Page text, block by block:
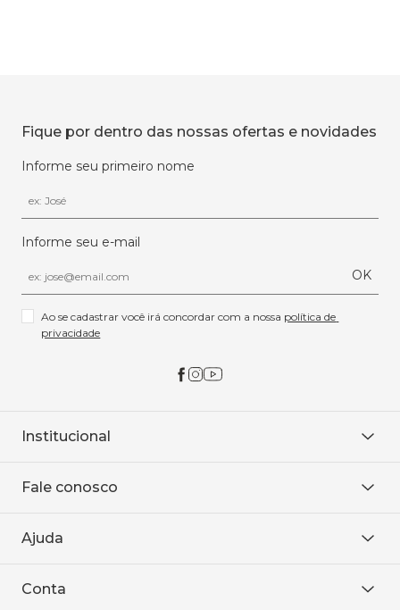
Fique por dentro das nossas ofertas e novidades
Informe seu primeiro nome
Informe seu e-mail
OK
Ao se cadastrar você irá concordar com a nossa política de
privacidade
Institucional
Onde encontrar
Baixe o APP
Fale conosco
WhatsApp
Ajuda
Política de entrega
Conta